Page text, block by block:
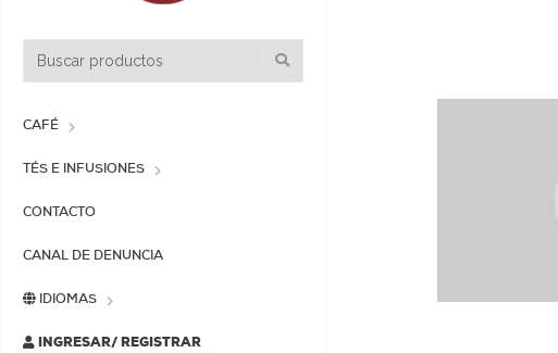
CAFÉ
TÉS E INFUSIONES
CONTACTO
CANAL DE DENUNCIA
IDIOMAS
INGRESAR/ REGISTRAR